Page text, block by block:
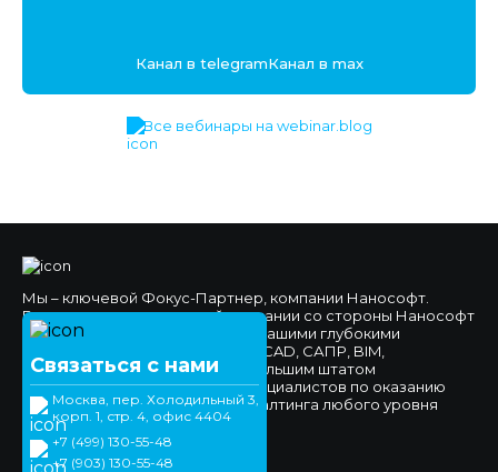
Канал в telegramКанал в max
Все вебинары на webinar.blog
Связаться с нами
Москва, пер. Холодильный 3,
корп. 1, стр. 4, офис 4404
+7 (499) 130-55-48
+7 (903) 130-55-48
Мы – ключевой Фокус-Партнер, компании Нанософт.
Высокое доверие к нашей компании со стороны Нанософт
и наших клиентов обеспечено нашими глубокими
компетенциями в области nanoCAD, САПР, BIM,
импортозамещения, а также большим штатом
высококвалифицированных специалистов по оказанию
технической поддержки и консалтинга любого уровня
сложности.
Официальный сайт